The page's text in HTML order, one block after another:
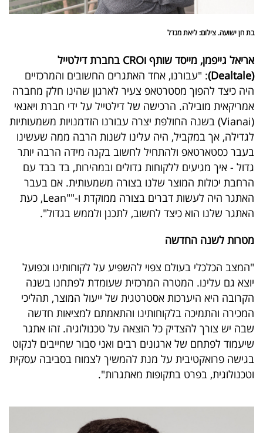
בת חן ישועה. צילום: ליאת מנדל
אריאל גייפמן, מייסד שותף וCRO בחברת דילטייל
(Dealtale)
: "עבורנו, אחד האתגרים החשובים והמרכזיים
היה כיצד להפוך מסטרטאפ צעיר לארגון שהינו חלק מחברה
אמריקאית מובילה. הרכישה של דילטייל על ידי חברת ויאנאי
(Vianai) בשנה החולפת יצרה עבורנו הזדמנויות משמעותיות
לגדילה, אך במקביל, היה עלינו לשנות הרבה ממה שעשינו
בעבר כסטארטאפ ולהתחיל לחשוב בקנה מידה הרבה יותר
גדול - איך מגיעים ללקוחות גדולים ובמהירות, בד בבד עם
הרחבת יכולות המוצר שלנו בצורה משמעותית. אם בעבר
האתגר היה לעשות דברים בצורה ממוקדת ו-""Lean, כעת
האתגר שלנו הוא כיצד לחשוב, לתכנן ולממש בגדול".
מטרות לשנה החדשה
"המצב הכלכלי בעולם צפוי להשפיע על לקוחותינו וכפועל
יוצא גם עלינו. המטרה המרכזית שעומדת לפתחנו בשנה
הקרובה היא היערכות אסטרטגית של ייעול המוצר, תהליכי
המכירה והתמיכה בלקוחותינו והתאמתם למציאות חדשה
שבה יש צורך להצדיק כל הוצאה על טכנולוגיה. זהו אתגר
שיעמוד לפתחם של ארגונים רבים ואני סבור שחייבים לנקוט
בגישה פרואקטיבית על מנת להמשיך לצמוח בסביבה עסקית
וטכנולוגית, בפרט בתקופות מאתגרות".